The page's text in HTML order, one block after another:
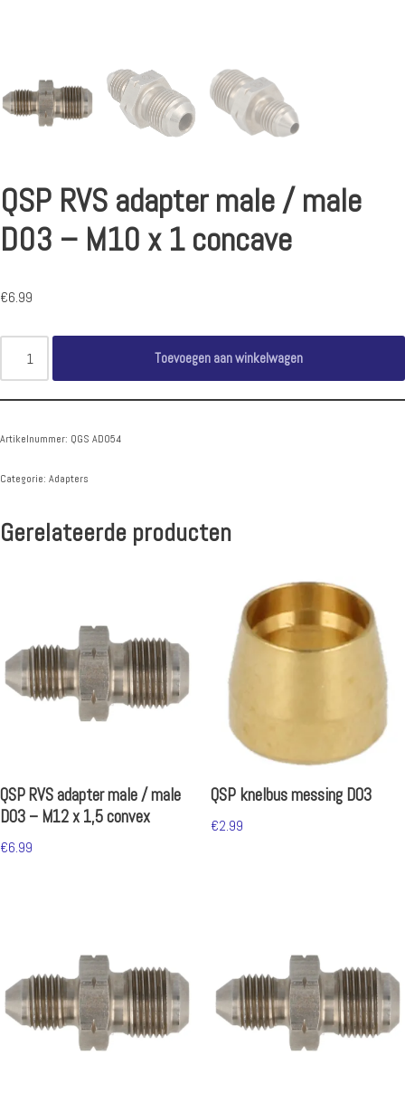
QSP RVS adapter male / male
D03 – M10 x 1 concave
€6.99
Toevoegen aan winkelwagen
Artikelnummer: QGS AD054
Categorie: Adapters
Gerelateerde producten
QSP RVS adapter male / male
D03 – M12 x 1,5 convex
€6.99
QSP knelbus messing D03
€2.99